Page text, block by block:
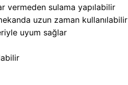
vermeden sulama yapılabilir
uzun zaman kullanılabilir
uyum sağlar